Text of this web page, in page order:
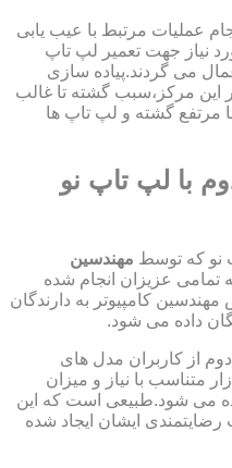
عملیات مرتبط با عیب یابی
نیاز جهت تعمیر لپ تاپ
می گردند.پیاده سازی
این مرکز،سبب گشته تا غالب
مرتفع گشته و لپ تاپ ها
با لپ تاپ نو
نو که توسط مهندسین
تمامی عزیزان انجام شده
کامپیوتر به دارندگان
داده می شود.
از کاربران مدل های
متناسب با نیاز و میزان
می شود.طبیعی است که این
ایشان ایجاد شده